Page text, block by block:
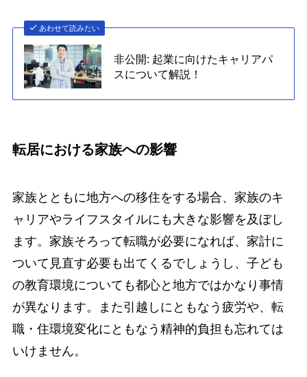
あわせて読みたい
非公開: 起業に向けたキャリアパ
スについて解説！
転居における家族への影響
家族とともに地方への移住をする場合、家族のキ
ャリアやライフスタイルにも大きな影響を及ぼし
ます。家族そろって転職が必要になれば、家計に
ついて見直す必要も出てくるでしょうし、子ども
の教育環境についても都心と地方ではかなり事情
が異なります。また引越しにともなう疲労や、転
職・住環境変化にともなう精神的負担も忘れては
いけません。